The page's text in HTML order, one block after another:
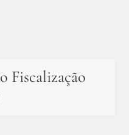
Fiscalização